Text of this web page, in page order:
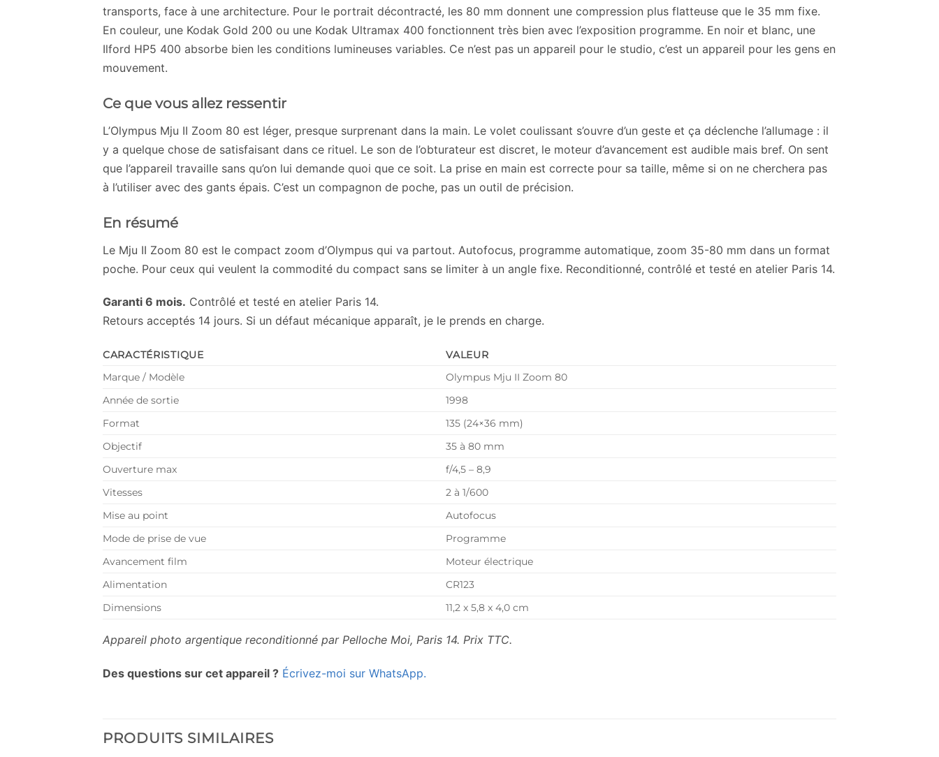
transports, face à une architecture. Pour le portrait décontracté, les 80 mm donnent une compression plus flatteuse que le 35 mm fixe.
En couleur, une Kodak Gold 200 ou une Kodak Ultramax 400 fonctionnent très bien avec l’exposition programme. En noir et blanc, une
Ilford HP5 400 absorbe bien les conditions lumineuses variables. Ce n’est pas un appareil pour le studio, c’est un appareil pour les gens en
mouvement.
Ce que vous allez ressentir
L’Olympus Mju II Zoom 80 est léger, presque surprenant dans la main. Le volet coulissant s’ouvre d’un geste et ça déclenche l’allumage : il
y a quelque chose de satisfaisant dans ce rituel. Le son de l’obturateur est discret, le moteur d’avancement est audible mais bref. On sent
que l’appareil travaille sans qu’on lui demande quoi que ce soit. La prise en main est correcte pour sa taille, même si on ne cherchera pas
à l’utiliser avec des gants épais. C’est un compagnon de poche, pas un outil de précision.
En résumé
Le Mju II Zoom 80 est le compact zoom d’Olympus qui va partout. Autofocus, programme automatique, zoom 35-80 mm dans un format
poche. Pour ceux qui veulent la commodité du compact sans se limiter à un angle fixe. Reconditionné, contrôlé et testé en atelier Paris 14.
Garanti 6 mois. Contrôlé et testé en atelier Paris 14.
Retours acceptés 14 jours. Si un défaut mécanique apparaît, je le prends en charge.
CARACTÉRISTIQUE
VALEUR
Marque / Modèle
Olympus Mju II Zoom 80
Année de sortie
1998
Format
135 (24×36 mm)
Objectif
35 à 80 mm
Ouverture max
f/4,5 – 8,9
Vitesses
2 à 1/600
Mise au point
Autofocus
Mode de prise de vue
Programme
Avancement film
Moteur électrique
Alimentation
CR123
Dimensions
11,2 x 5,8 x 4,0 cm
Appareil photo argentique reconditionné par Pelloche Moi, Paris 14. Prix TTC.
Des questions sur cet appareil ? Écrivez-moi sur WhatsApp.
PRODUITS SIMILAIRES